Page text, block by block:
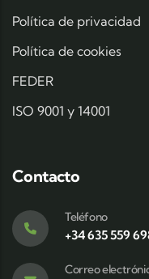
Política de privacidad
Política de cookies
FEDER
ISO 9001 y 14001
Contacto
Teléfono
+34 635 559
Correo